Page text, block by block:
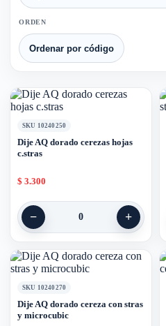
ORDEN
SKU 10240250
Dije AQ dorado cerezas hojas
c.stras
$ 3.300
− 0 +
SKU 10240270
Dije AQ dorado cereza con stras
y microcubic